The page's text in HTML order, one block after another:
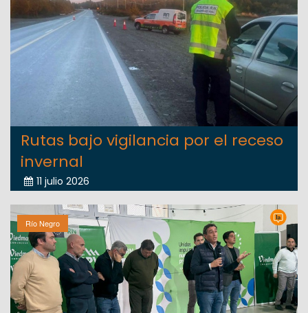
Rutas bajo vigilancia por el receso
invernal
11 julio 2026
Río Negro